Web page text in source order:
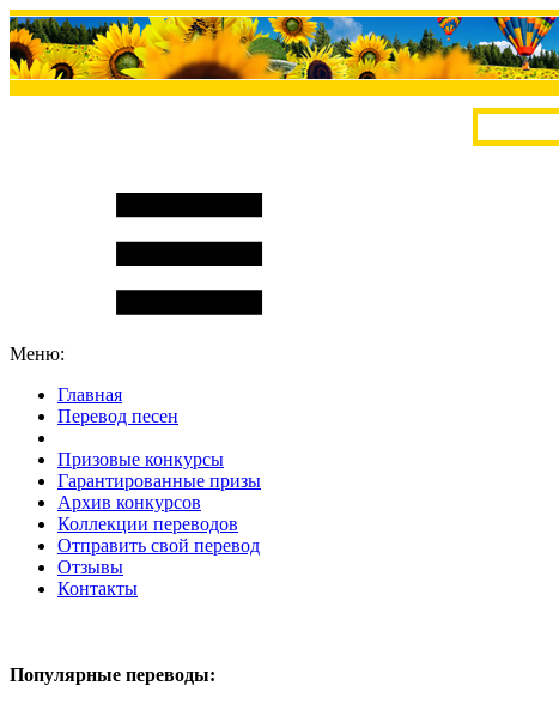
Меню:
Главная
Перевод песен
Призовые конкурсы
Гарантированные призы
Архив конкурсов
Коллекции переводов
Отправить свой перевод
Отзывы
Контакты
Популярные переводы: